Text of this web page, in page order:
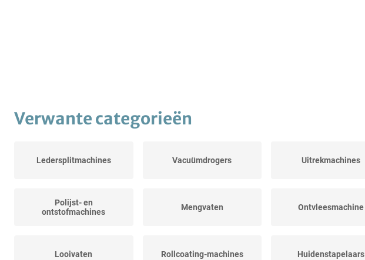
Verwante categorieën
Ledersplitmachines Vacuümdrogers Uitrekmachines
Polijst- en
ontstofmachines
Mengvaten Ontvleesmachine
Looivaten Rollcoating-machines Huidenstapelaars